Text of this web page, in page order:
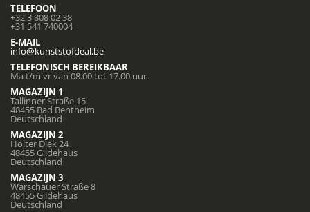
TELEFOON
+32 3 808 02 38
+31 541 740004
E-MAIL
info@kunststofdeal.be
TELEFONISCH BEREIKBAAR
Ma t/m vr van 08.00 tot 17.00 uur
MAGAZIJN 1
Tallinner Straße 15
48455 Bad Bentheim
Deutschland
MAGAZIJN 2
Holter Diek 24
48455 Gildehaus
Deutschland
MAGAZIJN 3
Warschauer Straße 8
48455 Gildehaus
Deutschland